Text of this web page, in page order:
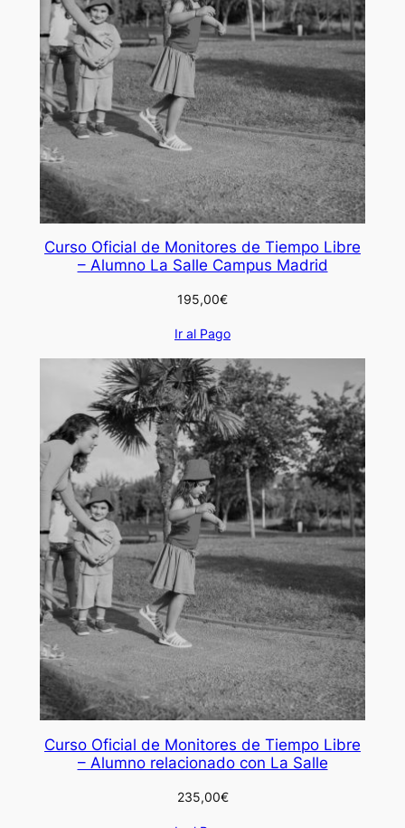
Curso Oficial de Monitores de Tiempo Libre
– Alumno La Salle Campus Madrid
195,00€
Ir al Pago
Curso Oficial de Monitores de Tiempo Libre
– Alumno relacionado con La Salle
235,00€